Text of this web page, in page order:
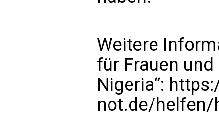
Weitere
für Frauen
Nigeria“:
not.de/